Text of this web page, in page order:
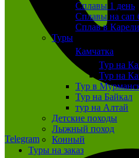
Telegram
Сплавы 1 день
Сплавы на сап
Сплав в
Туры
Камчатка
Тур на
Тур на
Тур в
Тур на Байкал
тур на Алтай
Детские походы
Лыжный поход
Конный
Туры на заказ